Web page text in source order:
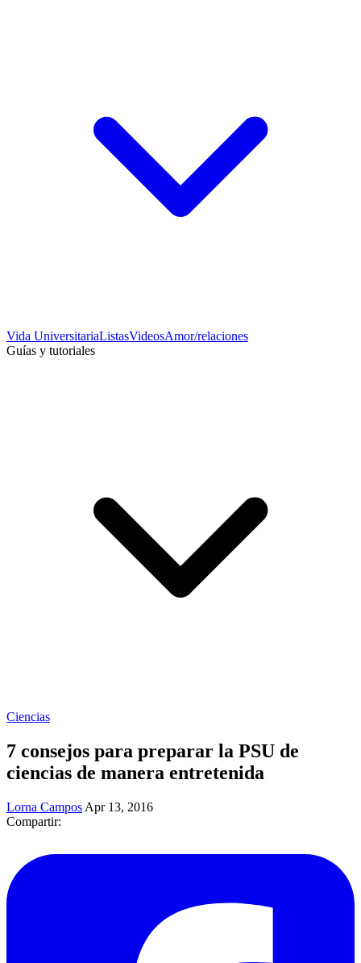
Vida UniversitariaListasVideosAmor/relaciones
Guías y tutoriales
Ciencias
7 consejos para preparar la PSU de
ciencias de manera entretenida
Lorna Campos Apr 13, 2016
Compartir: